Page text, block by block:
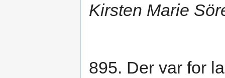
Kirsten Marie
895. Der var for